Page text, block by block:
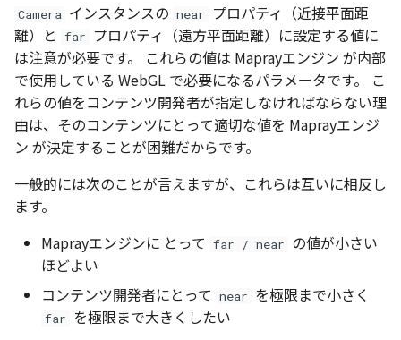
Camera インスタンスの near
プロパティ（近接平面距
離）と
far
プロパティ（遠方平面距離）に設定する値に
は注意が必要です。 これらの値は Maprayエンジン が内部
で使用している WebGL で必要になるパラメータです。 こ
れらの値をコンテンツ開発者が指定しなければならない理
由は、そのコンテンツにとって適切な値を Maprayエンジ
ン が決定することが困難だからです。
一般的には次のことが言えますが、これらは互いに相反し
ます。
Maprayエンジンに とって far / near の値が小さい
ほどよい
コンテンツ開発者にとって near を極限まで小さく
far を極限まで大きくしたい